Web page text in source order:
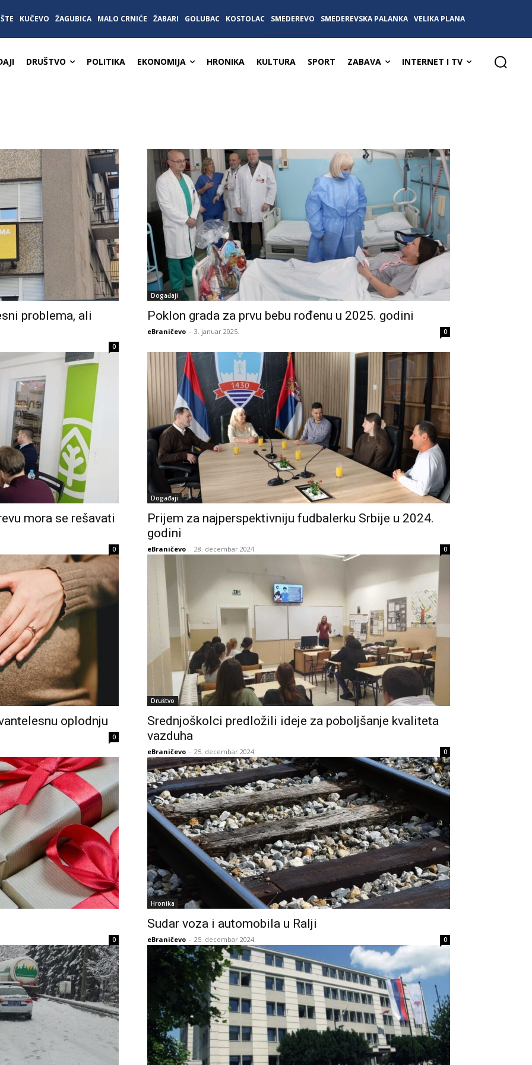
KUČEVO ŽAGUBICA MALO CRNIĆE ŽABARI GOLUBAC KOSTOLAC SMEDEREVO SMEDEREVSKA PALANKA VELIKA PLANA
DRUŠTVO POLITIKA EKONOMIJA HRONIKA KULTURA SPORT ZABAVA INTERNET I TV
problema, ali
0
Događaji
Poklon grada za prvu bebu rođenu u 2025. godini
eBraničevo - 3. januar 2025. 0
mora se rešavati
0
Događaji
Prijem za najperspektivniju fudbalerku Srbije u 2024.
godini
eBraničevo - 28. decembar 2024. 0
oplodnju
0
Društvo
Srednjoškolci predložili ideje za poboljšanje kvaliteta
vazduha
eBraničevo - 25. decembar 2024. 0
0
Hronika
Sudar voza i automobila u Ralji
eBraničevo - 25. decembar 2024. 0